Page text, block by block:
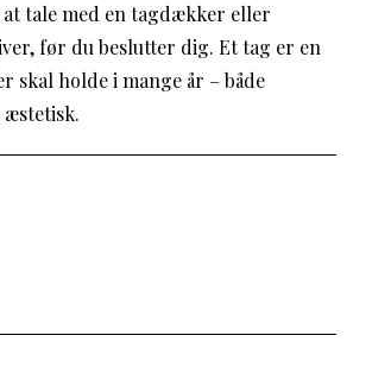
tale med en tagdækker eller
før du beslutter dig. Et tag er en
skal holde i mange år – både